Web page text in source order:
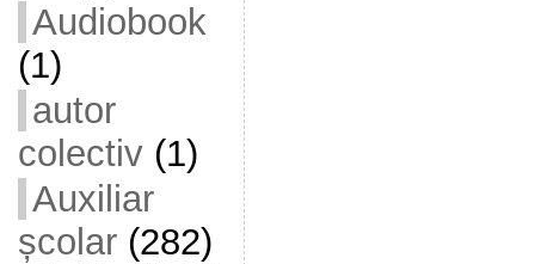
Audiobook
(1)
autor
colectiv(1)
Auxiliar
școlar(282)